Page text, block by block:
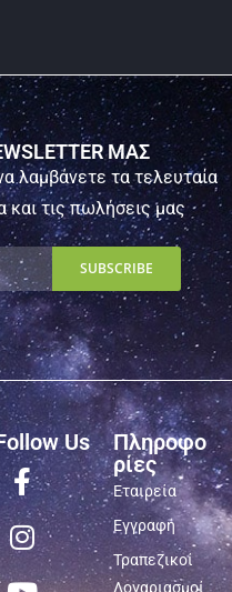
ΜΑΣ
λαμβάνετε τα τελευταία
και τις πωλήσεις μας
Us
Πληροφο
ρίες
Εταιρεία
Εγγραφή
Τραπεζικοί
Λογαριασμοί